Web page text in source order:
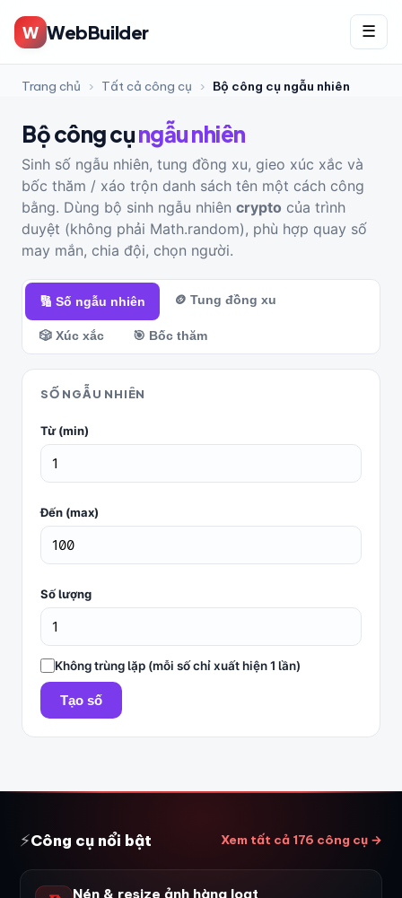
W WebBuilder ☰
Trang chủ › Tất cả công cụ › Bộ công cụ ngẫu nhiên
Bộ công cụngẫu nhiên
Sinh số ngẫu nhiên, tung đồng xu, gieo xúc xắc và
bốc thăm / xáo trộn danh sách tên một cách công
bằng. Dùng bộ sinh ngẫu nhiên crypto của trình
duyệt (không phải Math.random), phù hợp quay số
may mắn, chia đội, chọn người.
🔢 Số ngẫu nhiên 🪙 Tung đồng xu
🎲 Xúc xắc 🎯 Bốc thăm
SỐ NGẪU NHIÊN
Từ (min)
Đến (max)
Số lượng
Không trùng lặp (mỗi số chỉ xuất hiện 1 lần)
Tạo số
⚡Công cụ nổi bật Xem tất cả 176 công cụ →
Nén & resize ảnh hàng loạt